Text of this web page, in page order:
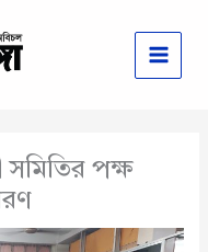
সমিতির পক্ষ